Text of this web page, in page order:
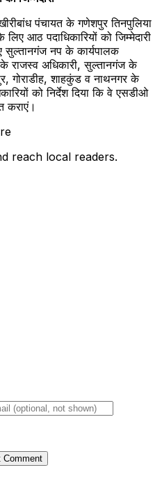
पंचायत के गणेशपुर तिनपुलिया
आठ पदाधिकारियों को जिम्मेदारी
सुल्तानगंज नप के कार्यपालक
राजस्व अधिकारी, सुल्तानगंज के
गोराडीह, शाहकुंड व नाथनगर के
को निर्देश दिया कि वे एसडीओ
कराएं।
reach local readers.
Comment